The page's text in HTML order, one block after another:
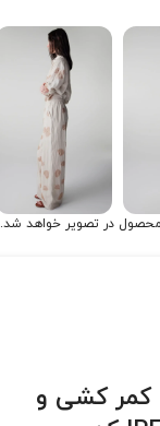
در تصویر خواهد شد.
کمر کشی و